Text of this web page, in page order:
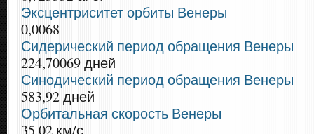
Эксцентриситет орбиты Венеры
0,0068
Сидерический период обращения Венеры
224,70069 дней
Синодический период обращения Венеры
583,92 дней
Орбитальная скорость Венеры
35,02 км/с